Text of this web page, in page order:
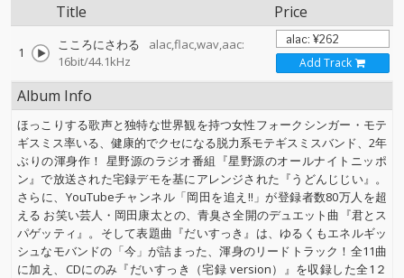
Title Price
1 こころにさわる
alac,flac,wav,aac:
16bit/44.1kHz
Add Track
Album Info
ほっこりする歌声と独特な世界観を持つ女性フォークシンガー・モテ
ギスミス率いる、健康的でクセになる脱力系モテギスミスバンド、2年
ぶりの渾身作！ 星野源のラジオ番組『星野源のオールナイトニッポ
ン』で放送された宅録デモを基にアレンジされた『うどんじじい』。
さらに、YouTubeチャンネル「岡田を追え!!」が登録者数80万人を超
える お笑い芸人・岡田康太との、青臭さ全開のデュエット曲『君とス
パゲッティ』。そして表題曲『だいすっき』は、ゆるくもエネルギッ
シュなモバンドの「今」が詰まった、渾身のリードトラック！全11曲
に加え、CDにのみ『だいすっき（宅録 version）』を収録した全1２